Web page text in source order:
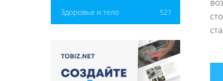
Здоровье и тело 521